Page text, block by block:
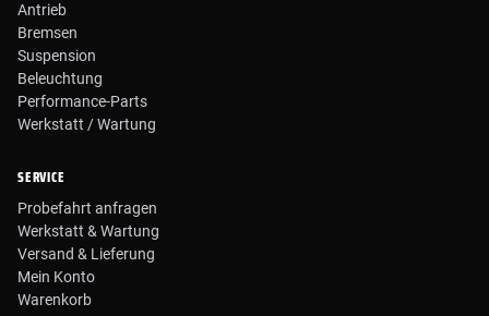
Antrieb
Bremsen
Suspension
Beleuchtung
Performance-Parts
Werkstatt / Wartung
SERVICE
Probefahrt anfragen
Werkstatt & Wartung
Versand & Lieferung
Mein Konto
Warenkorb